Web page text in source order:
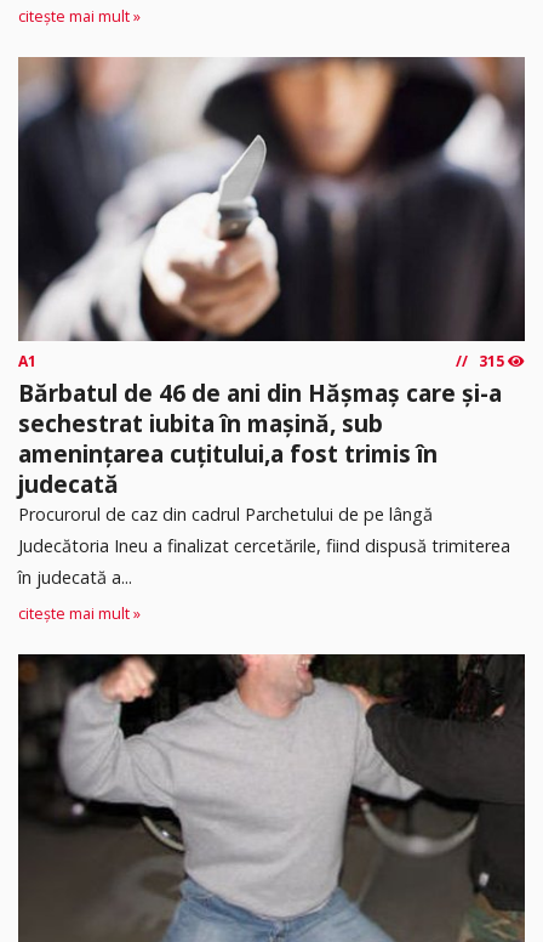
citește mai mult »
A1 315
Bărbatul de 46 de ani din Hășmaș care și-a
sechestrat iubita în mașină, sub
amenințarea cuțitului,a fost trimis în
judecată
Procurorul de caz din cadrul Parchetului de pe lângă
Judecătoria Ineu a finalizat cercetările, fiind dispusă trimiterea
în judecată a...
citește mai mult »